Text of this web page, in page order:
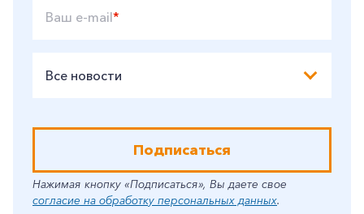
Ваш e-mail*
Все новости
Подписаться
Нажимая кнопку «Подписаться», Вы даете свое
согласие на обработку персональных данных.